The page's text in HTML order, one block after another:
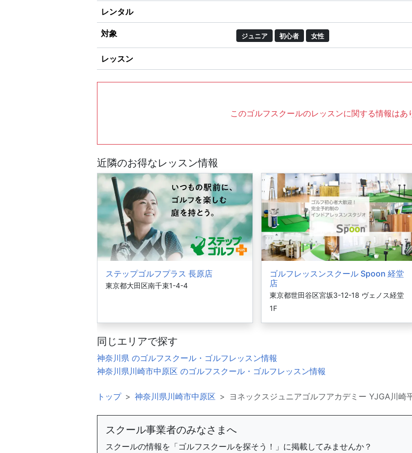
レンタル
対象 ジュニア 初心者 女性
レッスン
このゴルフスクールのレッスンに関する情報はあ
近隣のお得なレッスン情報
ステップゴルフプラス 長原店
東京都大田区南千束1-4-4
ゴルフレッスンスクール Spoon 経堂
店
東京都世田谷区宮坂3-12-18 ヴェノス経堂
1F
同じエリアで探す
神奈川県 のゴルフスクール・ゴルフレッスン情報
神奈川県川崎市中原区 のゴルフスクール・ゴルフレッスン情報
トップ 神奈川県川崎市中原区 ヨネックスジュニアゴルフアカデミー YJGA川崎
スクール事業者のみなさまへ
スクールの情報を「ゴルフスクールを探そう！」に掲載してみませんか？